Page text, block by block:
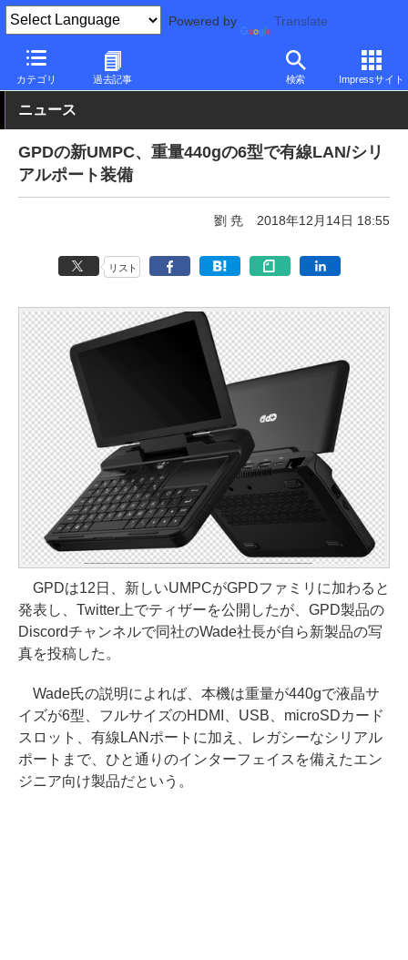
Powered by Translate
カテゴリ 過去記事 検索 Impressサイト
PC Watch パソコン/タブレット/スマートフォン モバイルノート
ニュース
GPDの新UMPC、重量440gの6型で有線LAN/シリ
アルポート装備
劉 尭 2018年12月14日 18:55
リスト
GPDは12日、新しいUMPCがGPDファミリに加わると
発表し、Twitter上でティザーを公開したが、GPD製品の
Discordチャンネルで同社のWade社長が自ら新製品の写
真を投稿した。
Wade氏の説明によれば、本機は重量が440gで液晶サ
イズが6型、フルサイズのHDMI、USB、microSDカード
スロット、有線LANポートに加え、レガシーなシリアル
ポートまで、ひと通りのインターフェイスを備えたエン
ジニア向け製品だという。